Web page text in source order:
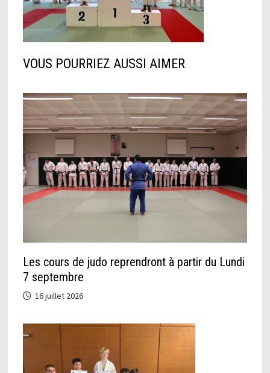
VOUS POURRIEZ AUSSI AIMER
Les cours de judo reprendront à partir du Lundi
7 septembre
16 juillet 2026